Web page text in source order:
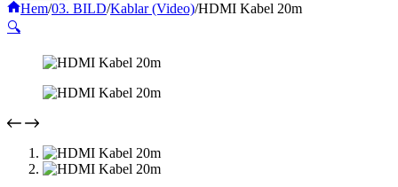
Hem/03. BILD/Kablar (Video)/HDMI Kabel 20m
🔍